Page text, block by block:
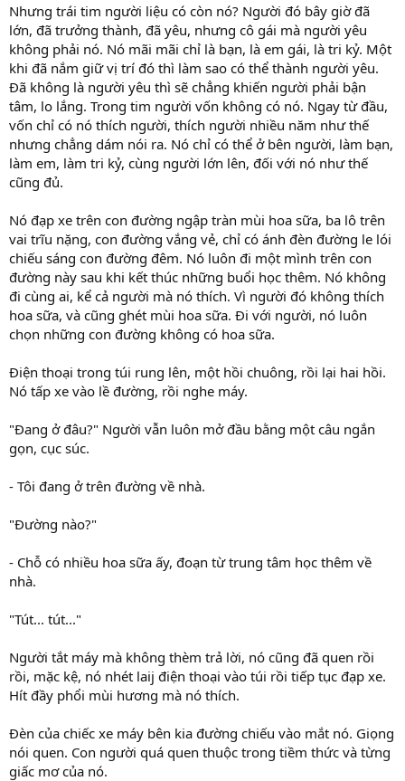
Nhưng trái tim người liệu có còn nó? Người đó bây giờ đã
lớn, đã trưởng thành, đã yêu, nhưng cô gái mà người yêu
không phải nó. Nó mãi mãi chỉ là bạn, là em gái, là tri kỷ. Một
khi đã nắm giữ vị trí đó thì làm sao có thể thành người yêu.
Đã không là người yêu thì sẽ chẳng khiến người phải bận
tâm, lo lắng. Trong tim người vốn không có nó. Ngay từ đầu,
vốn chỉ có nó thích người, thích người nhiều năm như thế
nhưng chẳng dám nói ra. Nó chỉ có thể ở bên người, làm bạn,
làm em, làm tri kỷ, cùng người lớn lên, đối với nó như thế
cũng đủ.
Nó đạp xe trên con đường ngập tràn mùi hoa sữa, ba lô trên
vai trĩu nặng, con đường vắng vẻ, chỉ có ánh đèn đường le lói
chiếu sáng con đường đêm. Nó luôn đi một mình trên con
đường này sau khi kết thúc những buổi học thêm. Nó không
đi cùng ai, kể cả người mà nó thích. Vì người đó không thích
hoa sữa, và cũng ghét mùi hoa sữa. Đi với người, nó luôn
chọn những con đường không có hoa sữa.
Điện thoại trong túi rung lên, một hồi chuông, rồi lại hai hồi.
Nó tấp xe vào lề đường, rồi nghe máy.
"Đang ở đâu?" Người vẫn luôn mở đầu bằng một câu ngắn
gọn, cục súc.
- Tôi đang ở trên đường về nhà.
"Đường nào?"
- Chỗ có nhiều hoa sữa ấy, đoạn từ trung tâm học thêm về
nhà.
"Tút... tút..."
Người tắt máy mà không thèm trả lời, nó cũng đã quen rồi
rồi, mặc kệ, nó nhét laij điện thoại vào túi rồi tiếp tục đạp xe.
Hít đầy phổi mùi hương mà nó thích.
Đèn của chiếc xe máy bên kia đường chiếu vào mắt nó. Giọng
nói quen. Con người quá quen thuộc trong tiềm thức và từng
giấc mơ của nó.